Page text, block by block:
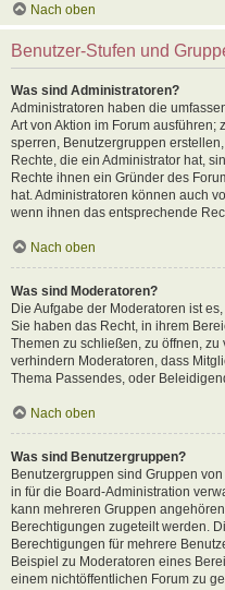
Nach oben
Benutzer-Stufen und
Was sind Administratoren?
Administratoren haben die
Art von Aktion im Forum ausführen;
sperren, Benutzergruppen
Rechte, die ein Administrator hat,
Rechte ihnen ein Gründer des
hat. Administratoren können auch
wenn ihnen das entsprechende
Nach oben
Was sind Moderatoren?
Die Aufgabe der Moderatoren ist
Sie haben das Recht, in ihrem
Themen zu schließen, zu öffnen,
verhindern Moderatoren, dass
Thema Passendes, oder
Nach oben
Was sind Benutzergruppen?
Benutzergruppen sind Gruppen
in für die Board-Administration
kann mehreren Gruppen
Berechtigungen zugeteilt werden.
Berechtigungen für mehrere
Beispiel zu Moderatoren eines
einem nichtöffentlichen Forum zu